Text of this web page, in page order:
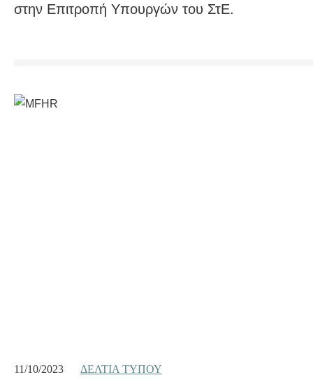
στην Επιτροπή Υπουργών του ΣτΕ.
11/10/2023 ΔΕΛΤΊΑ ΤΎΠΟΥ